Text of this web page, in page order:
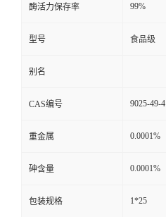
酶活力保存率 99%
型号 食品级
别名
CAS编号 9025-49-4
重金属 0.0001%
砷含量 0.0001%
包装规格 1*25